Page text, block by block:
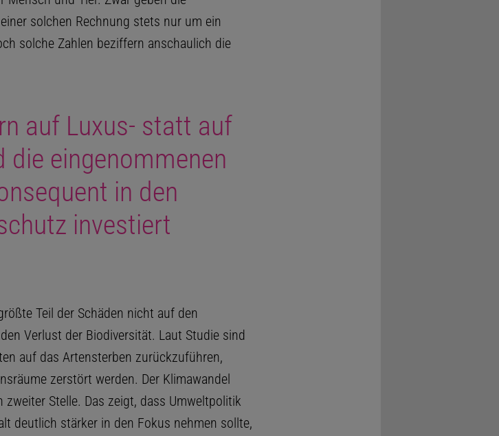
solchen Rechnung stets nur um ein
solche Zahlen beziffern anschaulich die
auf Luxus- statt auf
die eingenommenen
in den
investiert
Teil der Schäden nicht auf den
Verlust der Biodiversität. Laut Studie sind
auf das Artensterben zurückzuführen,
zerstört werden. Der Klimawandel
Stelle. Das zeigt, dass Umweltpolitik
deutlich stärker in den Fokus nehmen sollte,